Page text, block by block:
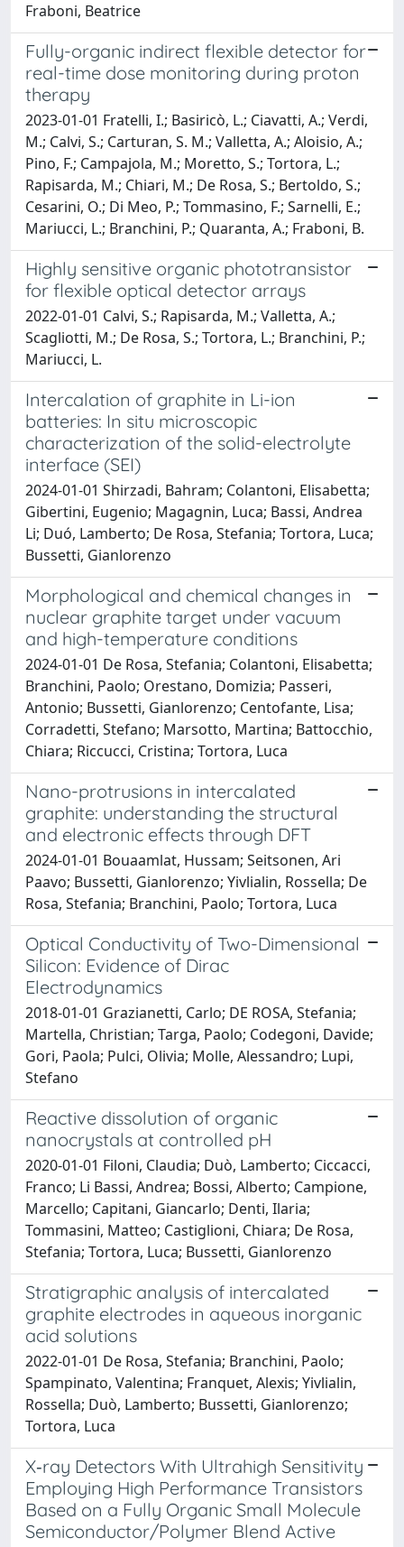
Fraboni, Beatrice
Fully-organic indirect flexible detector for
real-time dose monitoring during proton
therapy
2023-01-01 Fratelli, I.; Basiricò, L.; Ciavatti, A.; Verdi,
M.; Calvi, S.; Carturan, S. M.; Valletta, A.; Aloisio, A.;
Pino, F.; Campajola, M.; Moretto, S.; Tortora, L.;
Rapisarda, M.; Chiari, M.; De Rosa, S.; Bertoldo, S.;
Cesarini, O.; Di Meo, P.; Tommasino, F.; Sarnelli, E.;
Mariucci, L.; Branchini, P.; Quaranta, A.; Fraboni, B.
Highly sensitive organic phototransistor
for flexible optical detector arrays
2022-01-01 Calvi, S.; Rapisarda, M.; Valletta, A.;
Scagliotti, M.; De Rosa, S.; Tortora, L.; Branchini, P.;
Mariucci, L.
Intercalation of graphite in Li-ion
batteries: In situ microscopic
characterization of the solid-electrolyte
interface (SEI)
2024-01-01 Shirzadi, Bahram; Colantoni, Elisabetta;
Gibertini, Eugenio; Magagnin, Luca; Bassi, Andrea
Li; Duó, Lamberto; De Rosa, Stefania; Tortora, Luca;
Bussetti, Gianlorenzo
Morphological and chemical changes in
nuclear graphite target under vacuum
and high-temperature conditions
2024-01-01 De Rosa, Stefania; Colantoni, Elisabetta;
Branchini, Paolo; Orestano, Domizia; Passeri,
Antonio; Bussetti, Gianlorenzo; Centofante, Lisa;
Corradetti, Stefano; Marsotto, Martina; Battocchio,
Chiara; Riccucci, Cristina; Tortora, Luca
Nano-protrusions in intercalated
graphite: understanding the structural
and electronic effects through DFT
2024-01-01 Bouaamlat, Hussam; Seitsonen, Ari
Paavo; Bussetti, Gianlorenzo; Yivlialin, Rossella; De
Rosa, Stefania; Branchini, Paolo; Tortora, Luca
Optical Conductivity of Two-Dimensional
Silicon: Evidence of Dirac
Electrodynamics
2018-01-01 Grazianetti, Carlo; DE ROSA, Stefania;
Martella, Christian; Targa, Paolo; Codegoni, Davide;
Gori, Paola; Pulci, Olivia; Molle, Alessandro; Lupi,
Stefano
Reactive dissolution of organic
nanocrystals at controlled pH
2020-01-01 Filoni, Claudia; Duò, Lamberto; Ciccacci,
Franco; Li Bassi, Andrea; Bossi, Alberto; Campione,
Marcello; Capitani, Giancarlo; Denti, Ilaria;
Tommasini, Matteo; Castiglioni, Chiara; De Rosa,
Stefania; Tortora, Luca; Bussetti, Gianlorenzo
Stratigraphic analysis of intercalated
graphite electrodes in aqueous inorganic
acid solutions
2022-01-01 De Rosa, Stefania; Branchini, Paolo;
Spampinato, Valentina; Franquet, Alexis; Yivlialin,
Rossella; Duò, Lamberto; Bussetti, Gianlorenzo;
Tortora, Luca
X‐ray Detectors With Ultrahigh Sensitivity
Employing High Performance Transistors
Based on a Fully Organic Small Molecule
Semiconductor/Polymer Blend Active